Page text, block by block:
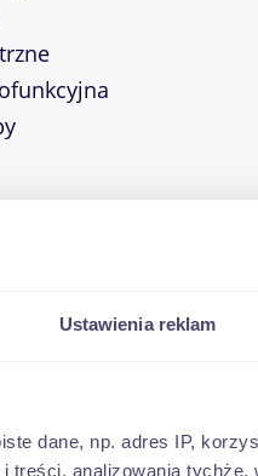
Ustawienia reklam
dane, np. adres IP,
treści, analizowania tychże,
spłaty kredytu